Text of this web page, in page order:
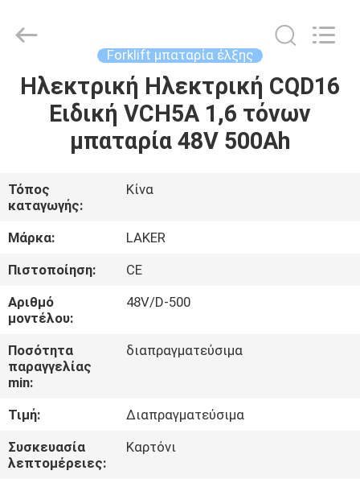
ΑΡΧΙΚΉ
ΣΕΛΊΔΑ
ΣΧΕΤΙΚΆ
ΜΕ
ΕΜΆΣ
ΓΎΡΟΣ
ΕΡΓΟΣΤΑΣΊΩΝ
ΠΟΙΟΤΙΚΌΣ
ΈΛΕΓΧΟΣ
CO.,LIMITED.
Forklift μπαταρία έλξης
Ηλεκτρική Ηλεκτρική CQD16
Ειδική VCH5A 1,6 τόνων
μπαταρία 48V 500Ah
Τόπος
καταγωγής:
Κίνα
Μάρκα:
LAKER
Πιστοποίηση:
CE
Αριθμό
μοντέλου:
48V/D-500
Ποσότητα
παραγγελίας
min:
διαπραγματεύσιμα
Τιμή:
Διαπραγματεύσιμα
Συσκευασία
λεπτομέρειες:
Καρτόνι